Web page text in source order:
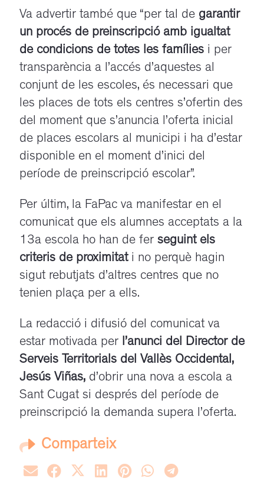
Va advertir també que “per tal de garantir
un procés de preinscripció amb igualtat
de condicions de totes les famílies i per
transparència a l’accés d’aquestes al
conjunt de les escoles, és necessari que
les places de tots els centres s’ofertin des
del moment que s’anuncia l’oferta inicial
de places escolars al municipi i ha d’estar
disponible en el moment d’inici del
període de preinscripció escolar”.
Per últim, la FaPac va manifestar en el
comunicat que els alumnes acceptats a la
13a escola ho han de fer seguint els
criteris de proximitati no perquè hagin
sigut rebutjats d’altres centres que no
tenien plaça per a ells.
La redacció i difusió del comunicat va
estar motivada per l’anunci del Director de
Serveis Territorials del Vallès Occidental,
Jesús Viñas, d’obrir una nova a escola a
Sant Cugat si després del període de
preinscripció la demanda supera l’oferta.
Comparteix